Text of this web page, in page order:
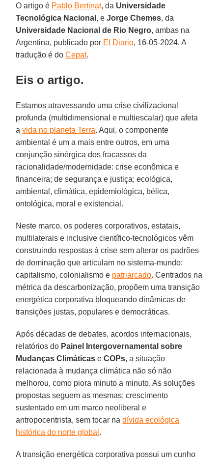
O artigo é Pablo Bertinat, da Universidade
Tecnológica Nacional , eJorge Chemes, da
Universidade Nacional de Rio Negro, ambas na
Argentina, publicado por El Diario, 16-05-2024. A
tradução é doCepat.
Eis o artigo.
Estamos atravessando uma crise civilizacional
profunda (multidimensional e multiescalar) que afeta
avida no planeta Terra. Aqui, o componente
ambiental é um a mais entre outros, em uma
conjunção sinérgica dos fracassos da
racionalidade/modernidade: crise econômica e
financeira; de segurança e justiça; ecológica,
ambiental, climática, epidemiológica, bélica,
ontológica, moral e existencial.
Neste marco, os poderes corporativos, estatais,
multilaterais e inclusive científico-tecnológicos vêm
construindo respostas à crise sem alterar os padrões
de dominação que articulam no sistema-mundo:
capitalismo, colonialismo e patriarcado. Centrados na
métrica da descarbonização, propõem uma transição
energética corporativa bloqueando dinâmicas de
transições justas, populares e democráticas.
Após décadas de debates, acordos internacionais,
relatórios do Painel Intergovernamental sobre
Mudanças Climáticas eCOPs, a situação
relacionada à mudança climática não só não
melhorou, como piora minuto a minuto. As soluções
propostas seguem as mesmas: crescimento
sustentado em um marco neoliberal e
antropocentrista, sem tocar nadívida ecológica
histórica do norte global .
A transição energética corporativa possui um cunho